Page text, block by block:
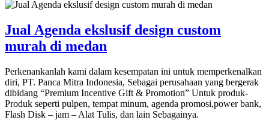
Jual Agenda ekslusif design custom
murah di medan
Perkenankanlah kami dalam kesempatan ini untuk memperkenalkan
diri, PT. Panca Mitra Indonesia, Sebagai perusahaan yang bergerak
dibidang “Premium Incentive Gift & Promotion” Untuk produk-
Produk seperti pulpen, tempat minum, agenda promosi,power bank,
Flash Disk – jam – Alat Tulis, dan lain Sebagainya.